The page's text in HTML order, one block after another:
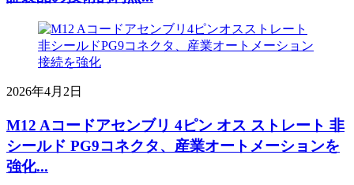
2026年4月2日
M12 Aコードアセンブリ 4ピン オス ストレート 非
シールド PG9コネクタ、産業オートメーションを
強化...